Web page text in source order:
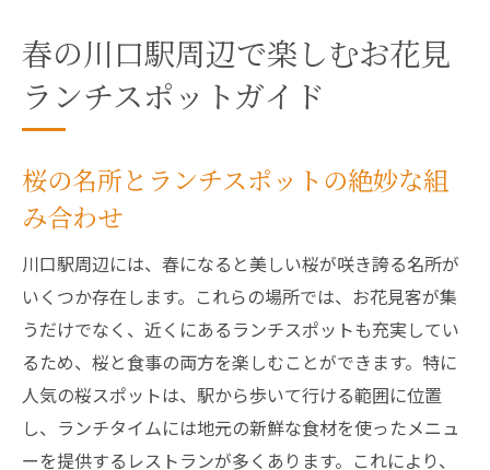
ト
地元住民が集う川口駅の人気ランチカフェ
駅前で楽しむ手軽なお花見ランチの選び方
喫しよう
春の地元野菜を使ったヘルシーランチ
川口駅エリアの和洋折衷ランチメニュー
旬の魚介を活かしたシーフードランチ
地産地消を楽しむ川口駅のランチ選び
農家直送の新鮮食材を使った料理体験
川口の季節感を味わえる特別ランチセット
桜の下で楽しむ川口駅のおすすめランチメニュ
春の川口駅周辺で楽しむお花見
ランチスポットガイド
桜の名所とランチスポットの絶妙な組
み合わせ
川口駅周辺には、春になると美しい桜が咲き誇る名所が
いくつか存在します。これらの場所では、お花見客が集
うだけでなく、近くにあるランチスポットも充実してい
るため、桜と食事の両方を楽しむことができます。特に
人気の桜スポットは、駅から歩いて行ける範囲に位置
し、ランチタイムには地元の新鮮な食材を使ったメニュ
ーを提供するレストランが多くあります。これにより、